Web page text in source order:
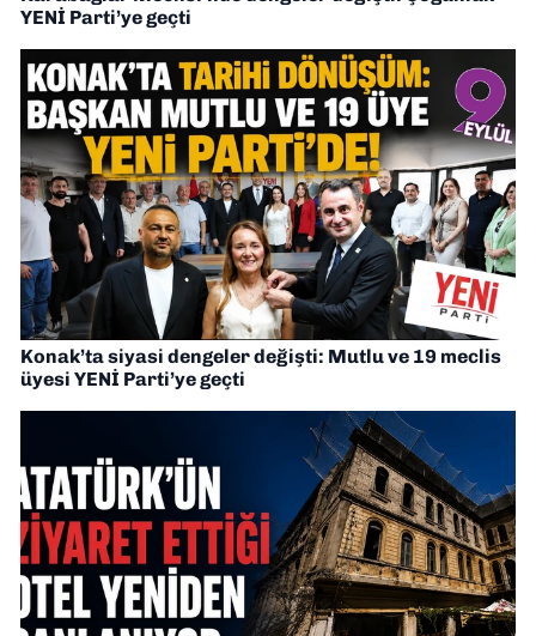
YENİ Parti’ye geçti
Konak’ta siyasi dengeler değişti: Mutlu ve 19 meclis
üyesi YENİ Parti’ye geçti